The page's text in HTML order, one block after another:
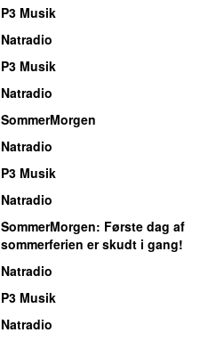
P3 Musik
Natradio
P3 Musik
Natradio
SommerMorgen
Natradio
P3 Musik
Natradio
SommerMorgen: Første dag af
sommerferien er skudt i gang!
Natradio
P3 Musik
Natradio